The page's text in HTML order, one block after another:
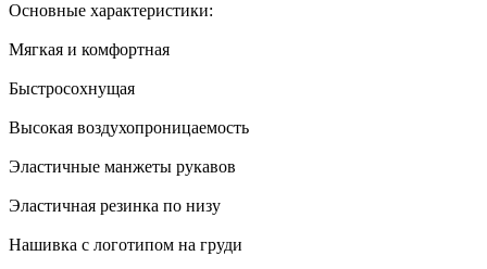
Основные характеристики:
Мягкая и комфортная
Быстросохнущая
Высокая воздухопроницаемость
Эластичные манжеты рукавов
Эластичная резинка по низу
Нашивка с логотипом на груди